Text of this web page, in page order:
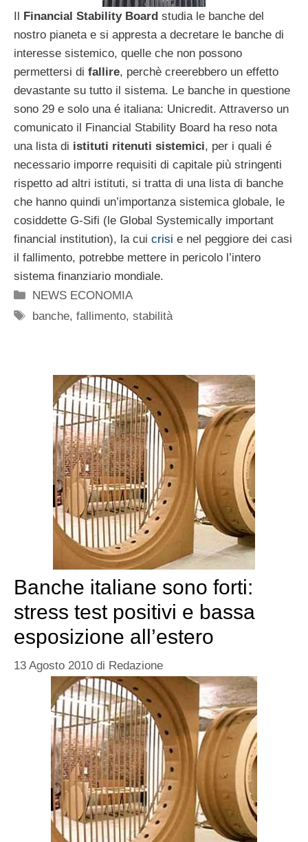
Il Financial Stability Board studia le banche del
nostro pianeta e si appresta a decretare le banche di
interesse sistemico, quelle che non possono
permettersi di fallire, perchè creerebbero un effetto
devastante su tutto il sistema. Le banche in questione
sono 29 e solo una é italiana: Unicredit. Attraverso un
comunicato il Financial Stability Board ha reso nota
una lista di istituti ritenuti sistemici, per i quali é
necessario imporre requisiti di capitale più stringenti
rispetto ad altri istituti, si tratta di una lista di banche
che hanno quindi un’importanza sistemica globale, le
cosiddette G-Sifi (le Global Systemically important
financial institution), la cui crisi e nel peggiore dei casi
il fallimento, potrebbe mettere in pericolo l’intero
sistema finanziario mondiale.
Categorie
NEWS ECONOMIA
Tag
banche,fallimento,stabilità
Banche italiane sono forti:
stress test positivi e bassa
esposizione all’estero
13 Agosto 2010 di Redazione